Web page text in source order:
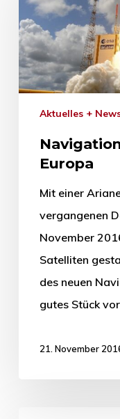
Aktuelles +
Europa
Mit einer
vergangenen
November
Satelliten
des neuen
gutes Stück
21. November